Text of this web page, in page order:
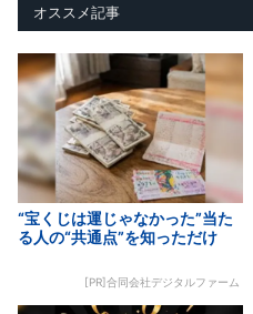
オススメ記事
“宝くじは運じゃなかった”当た
る人の“共通点”を知っただけ
[PR]合同会社デジタルファーム